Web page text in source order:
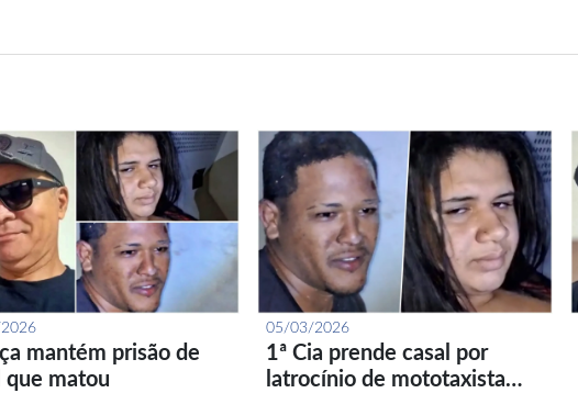
mantém prisão de
que matou
05/03/2026
1ª Cia prende casal por
latrocínio de mototaxista…